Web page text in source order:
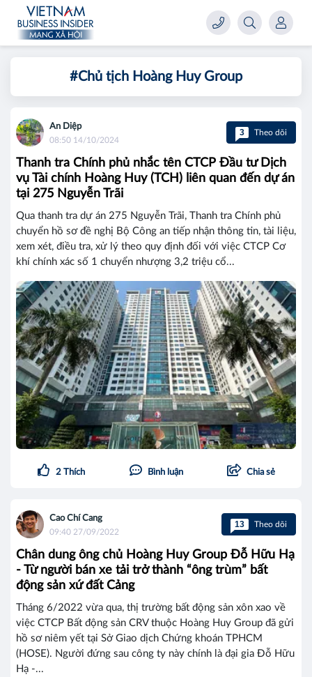
#Chủ tịch Hoàng Huy Group
An Diệp
08:50 14/10/2024
3 Theo dõi
Thanh tra Chính phủ nhắc tên CTCP Đầu tư Dịch
vụ Tài chính Hoàng Huy (TCH) liên quan đến dự án
tại 275 Nguyễn Trãi
Qua thanh tra dự án 275 Nguyễn Trãi, Thanh tra Chính phủ
chuyển hồ sơ đề nghị Bộ Công an tiếp nhận thông tin, tài liệu,
xem xét, điều tra, xử lý theo quy định đối với việc CTCP Cơ
khí chính xác số 1 chuyển nhượng 3,2 triệu cổ...
2 Thích Bình luận Chia sẻ
Cao Chí Cang
09:40 27/09/2022
13 Theo dõi
Chân dung ông chủ Hoàng Huy Group Đỗ Hữu Hạ
- Từ người bán xe tải trở thành “ông trùm” bất
động sản xứ đất Cảng
Tháng 6/2022 vừa qua, thị trường bất động sản xôn xao về
việc CTCP Bất động sản CRV thuộc Hoàng Huy Group đã gửi
hồ sơ niêm yết tại Sở Giao dịch Chứng khoán TPHCM
(HOSE). Người đứng sau công ty này chính là đại gia Đỗ Hữu
Hạ -...